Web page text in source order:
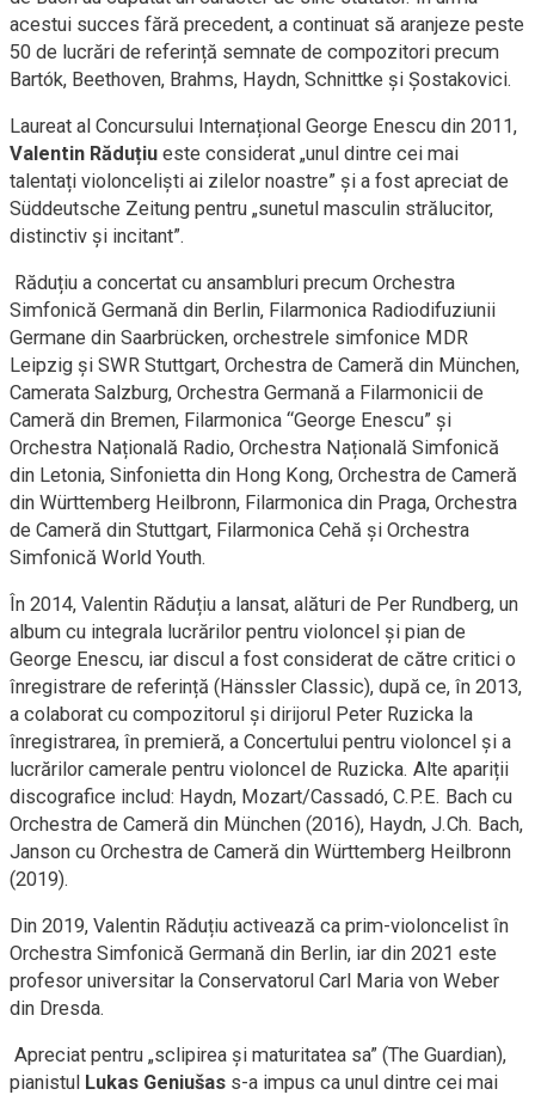
acestui succes fără precedent, a continuat să aranjeze peste
50 de lucrări de referință semnate de compozitori precum
Bartók, Beethoven, Brahms, Haydn, Schnittke și Șostakovici.
Laureat al Concursului Internațional George Enescu din 2011,
Valentin Răduțiu este considerat „unul dintre cei mai
talentați violonceliști ai zilelor noastre” și a fost apreciat de
Süddeutsche Zeitung pentru „sunetul masculin strălucitor,
distinctiv și incitant”.
Răduțiu a concertat cu ansambluri precum Orchestra
Simfonică Germană din Berlin, Filarmonica Radiodifuziunii
Germane din Saarbrücken, orchestrele simfonice MDR
Leipzig și SWR Stuttgart, Orchestra de Cameră din München,
Camerata Salzburg, Orchestra Germană a Filarmonicii de
Cameră din Bremen, Filarmonica “George Enescu” și
Orchestra Națională Radio, Orchestra Națională Simfonică
din Letonia, Sinfonietta din Hong Kong, Orchestra de Cameră
din Württemberg Heilbronn, Filarmonica din Praga, Orchestra
de Cameră din Stuttgart, Filarmonica Cehă și Orchestra
Simfonică World Youth.
În 2014, Valentin Răduțiu a lansat, alături de Per Rundberg, un
album cu integrala lucrărilor pentru violoncel și pian de
George Enescu, iar discul a fost considerat de către critici o
înregistrare de referință (Hänssler Classic), după ce, în 2013,
a colaborat cu compozitorul și dirijorul Peter Ruzicka la
înregistrarea, în premieră, a Concertului pentru violoncel și a
lucrărilor camerale pentru violoncel de Ruzicka. Alte apariții
discografice includ: Haydn, Mozart/Cassadó, C.P.E. Bach cu
Orchestra de Cameră din München (2016), Haydn, J.Ch. Bach,
Janson cu Orchestra de Cameră din Württemberg Heilbronn
(2019).
Din 2019, Valentin Răduțiu activează ca prim-violoncelist în
Orchestra Simfonică Germană din Berlin, iar din 2021 este
profesor universitar la Conservatorul Carl Maria von Weber
din Dresda.
Apreciat pentru „sclipirea și maturitatea sa” (The Guardian),
pianistul Lukas Geniušas s-a impus ca unul dintre cei mai